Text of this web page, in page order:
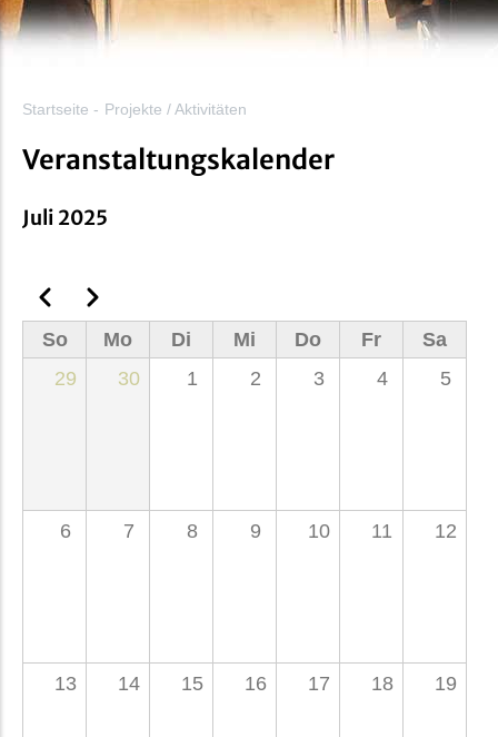
Startseite - Projekte / Aktivitäten
Veranstaltungskalender
Juli 2025
Seitennummerierung
ZurückWeiter
So
Mo Di Mi Do Fr
Sa
29
30 1 2 3 4 5
6 7 8 9 10 11 12
13 14 15 16 17 18 19